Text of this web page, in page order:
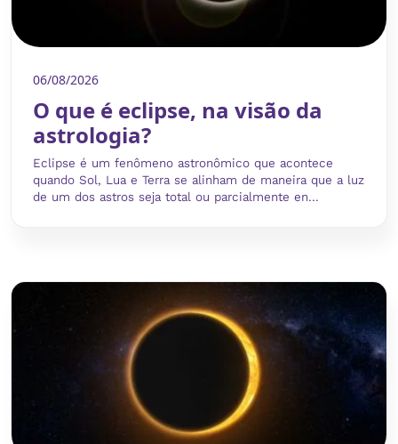
06/08/2026
O que é eclipse, na visão da
astrologia?
Eclipse é um fenômeno astronômico que acontece
quando Sol, Lua e Terra se alinham de maneira que a luz
de um dos astros seja total ou parcialmente en...